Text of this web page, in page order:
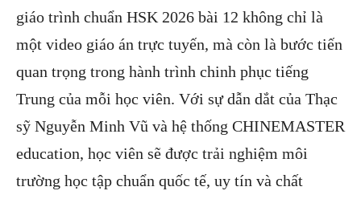
giáo trình chuẩn HSK 2026 bài 12 không chỉ là
một video giáo án trực tuyến, mà còn là bước tiến
quan trọng trong hành trình chinh phục tiếng
Trung của mỗi học viên. Với sự dẫn dắt của Thạc
sỹ Nguyễn Minh Vũ và hệ thống CHINEMASTER
education, học viên sẽ được trải nghiệm môi
trường học tập chuẩn quốc tế, uy tín và chất